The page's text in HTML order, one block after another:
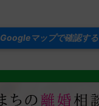
Googleマップで確認する